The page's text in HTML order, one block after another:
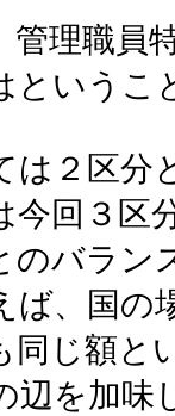
理職員
というこ
２区分
今回３区
のバラン
ば、国の
同じ額と
辺を加味